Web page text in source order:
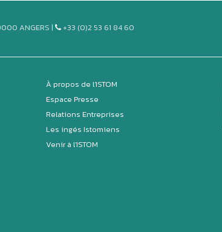
ANGERS | +33 (0)2 53 61 84 60
À propos de l'ISTOM
Espace Presse
Relations Entreprises
Les ingés Istomiens
Venir à l'ISTOM